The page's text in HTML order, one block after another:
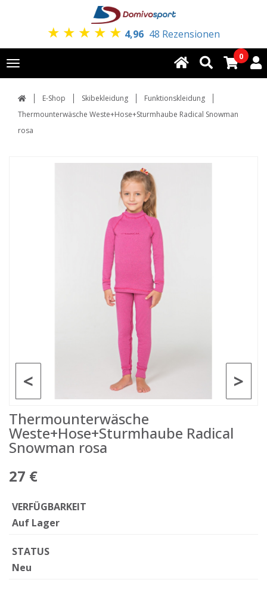
★ ★ ★ ★ ★ 4,96 48 Rezensionen
Toggle
navigation
0
E-Shop Skibekleidung
Funktionskleidung
Thermounterwäsche Weste+Hose+Sturmhaube Radical Snowman
rosa
>
<
Thermounterwäsche
Weste+Hose+Sturmhaube Radical
Snowman rosa
27 €
VERFÜGBARKEIT
Auf Lager
STATUS
Neu